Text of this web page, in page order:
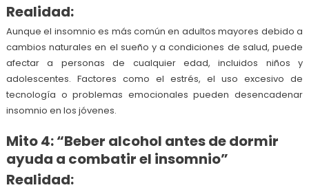
Realidad:
Aunque el insomnio es más común en adultos mayores debido a
cambios naturales en el sueño y a condiciones de salud, puede
afectar a personas de cualquier edad, incluidos niños y
adolescentes. Factores como el estrés, el uso excesivo de
tecnología o problemas emocionales pueden desencadenar
insomnio en los jóvenes.
Mito 4: “Beber alcohol antes de dormir
ayuda a combatir el insomnio”
Realidad: